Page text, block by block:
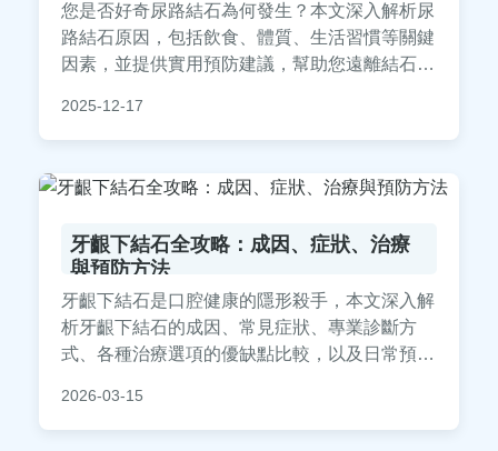
您是否好奇尿路結石為何發生？本文深入解析尿
路結石原因，包括飲食、體質、生活習慣等關鍵
因素，並提供實用預防建議，幫助您遠離結石困
2025-12-17
牙齦下結石全攻略：成因、症狀、治療
與預防方法
牙齦下結石是口腔健康的隱形殺手，本文深入解
析牙齦下結石的成因、常見症狀、專業診斷方
式、各種治療選項的優缺點比較，以及日常預防
您徹底了解如何應對牙齦下結石，避免牙周病惡
化。實用資訊滿載，立即閱讀保護您的口腔健
2026-03-15